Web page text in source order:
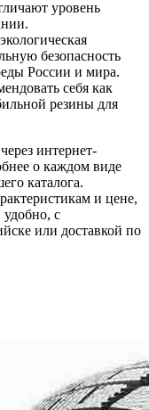
уровень
безопасность
России и мира.
себя как
резины для
интернет-
о каждом виде
каталога.
и цене,
с
или доставкой по